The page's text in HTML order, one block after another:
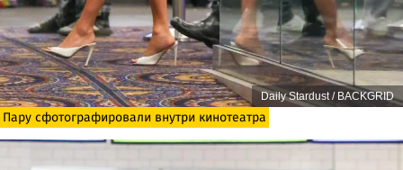
Daily Stardust / BACKGRID
Пару сфотографировали внутри кинотеатра